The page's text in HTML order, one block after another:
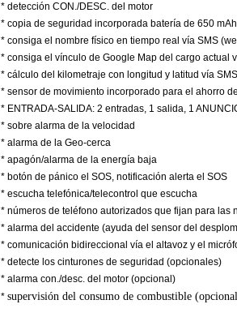
* detección CON./DESC. del motor
* copia de seguridad incorporada batería de 650 mAh
* consiga el nombre físico en tiempo real vía SMS
* consiga el vínculo de Google Map del cargo actual
* cálculo del kilometraje con longitud y latitud vía
* sensor de movimiento incorporado para el ahorro
* ENTRADA-SALIDA: 2 entradas, 1 salida, 1
* sobre alarma de la velocidad
* alarma de la Geo-cerca
* apagón/alarma de la energía baja
* botón de pánico el SOS, notificación alerta el SOS
* escucha telefónica/telecontrol que escucha
* números de teléfono autorizados que fijan para las
* alarma del accidente (ayuda del sensor del
* comunicación bidireccional vía el altavoz y el
* detecte los cinturones de seguridad (opcionales)
* alarma con./desc. del motor (opcional)
* supervisión del consumo de combustible